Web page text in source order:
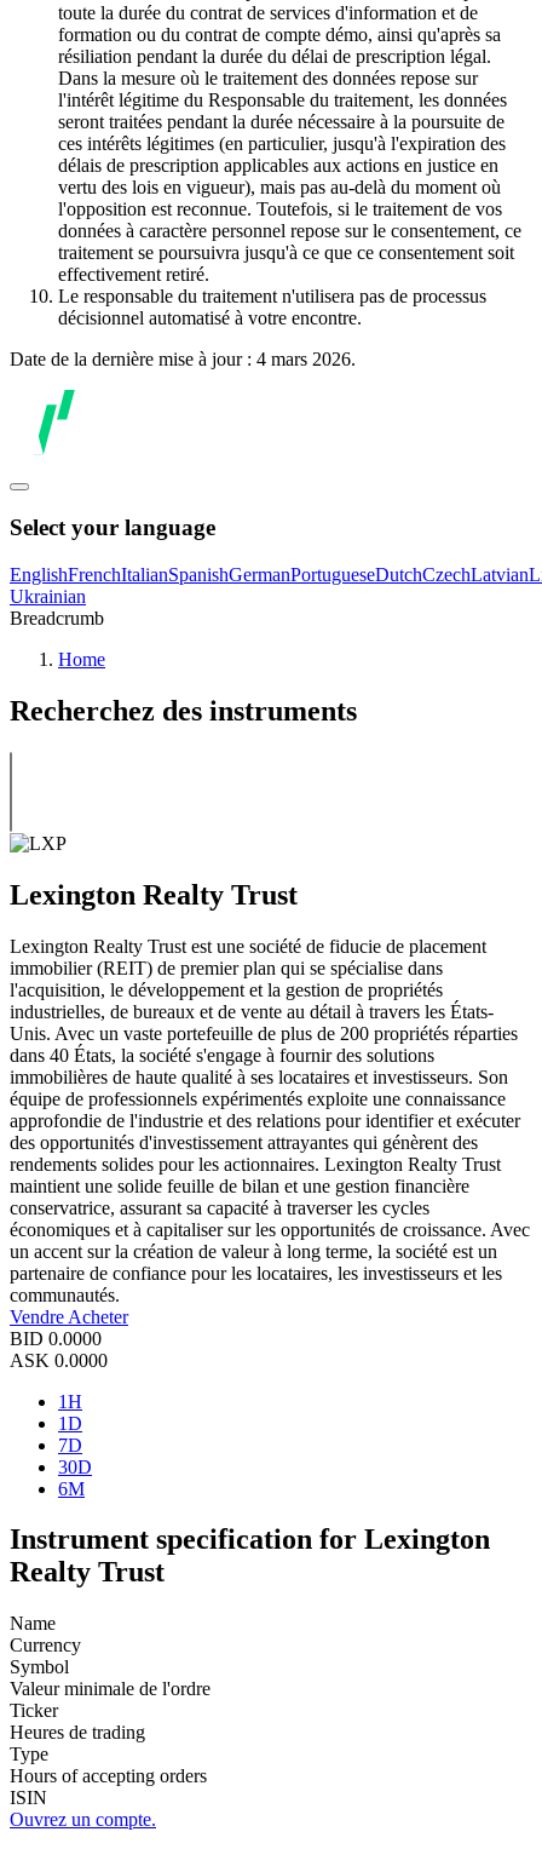
toute la durée du contrat de services d'information et de
formation ou du contrat de compte démo, ainsi qu'après sa
résiliation pendant la durée du délai de prescription légal.
Dans la mesure où le traitement des données repose sur
l'intérêt légitime du Responsable du traitement, les données
seront traitées pendant la durée nécessaire à la poursuite de
ces intérêts légitimes (en particulier, jusqu'à l'expiration des
délais de prescription applicables aux actions en justice en
vertu des lois en vigueur), mais pas au-delà du moment où
l'opposition est reconnue. Toutefois, si le traitement de vos
données à caractère personnel repose sur le consentement, ce
traitement se poursuivra jusqu'à ce que ce consentement soit
effectivement retiré.
Le responsable du traitement n'utilisera pas de processus
décisionnel automatisé à votre encontre.
Date de la dernière mise à jour : 4 mars 2026.
Select your language
EnglishFrenchItalianSpanishGermanPortugueseDutchCzechLatvian
Ukrainian
Breadcrumb
Home
Recherchez des instruments
Lexington Realty Trust
Lexington Realty Trust est une société de fiducie de placement
immobilier (REIT) de premier plan qui se spécialise dans
l'acquisition, le développement et la gestion de propriétés
industrielles, de bureaux et de vente au détail à travers les États-
Unis. Avec un vaste portefeuille de plus de 200 propriétés réparties
dans 40 États, la société s'engage à fournir des solutions
immobilières de haute qualité à ses locataires et investisseurs. Son
équipe de professionnels expérimentés exploite une connaissance
approfondie de l'industrie et des relations pour identifier et exécuter
des opportunités d'investissement attrayantes qui génèrent des
rendements solides pour les actionnaires. Lexington Realty Trust
maintient une solide feuille de bilan et une gestion financière
conservatrice, assurant sa capacité à traverser les cycles
économiques et à capitaliser sur les opportunités de croissance. Avec
un accent sur la création de valeur à long terme, la société est un
partenaire de confiance pour les locataires, les investisseurs et les
communautés.
Vendre Acheter
BID 0.0000
ASK 0.0000
1H
1D
7D
30D
6M
Instrument specification for Lexington
Realty Trust
Name
Currency
Symbol
Valeur minimale de l'ordre
Ticker
Heures de trading
Type
Hours of accepting orders
ISIN
Ouvrez un compte.